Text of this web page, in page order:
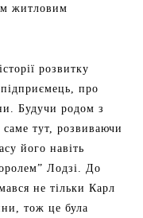
житловим
розвитку
про
Будучи родом з
тут, розвиваючи
його навіть
Лодзі. До
не тільки Карл
тож це була